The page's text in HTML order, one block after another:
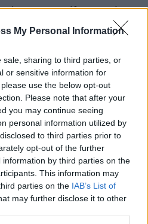
My Personal Information
sale, sharing to third parties, or
or sensitive information for
use the below opt-out
Please note that after your
you may continue seeing
personal information utilized by
to third parties prior to
opt-out of the further
by third parties on the
This information may
parties on the IAB’s List of
may further disclose it to other
όχι την ασφάλεια, ενώ η
ασφάλεια του προϊόντος.
τροφίμων που
μεγάλο αντίκτυπο
συνήθειες, όπως
μερίδων ή η αξιοποίηση
γεύματα, μπορούν να
Παράλληλα, η
και η αποφυγή